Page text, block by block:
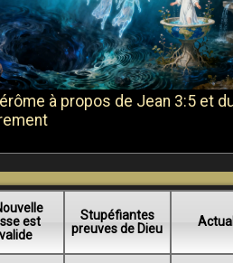
à propos de Jean 3:5 et
est
Stupéfiantes
preuves de Dieu